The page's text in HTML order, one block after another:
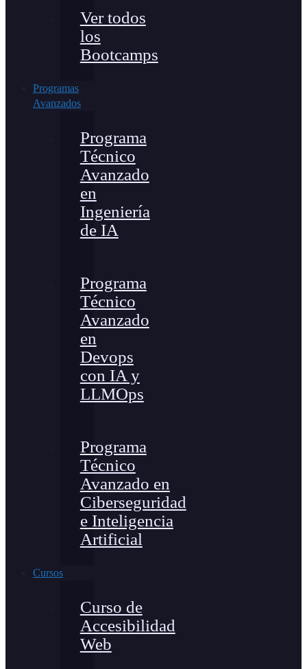
Ver todos
los
Bootcamps
Programas
Avanzados
Programa
Técnico
Avanzado
en
Ingeniería
de IA
Programa
Técnico
Avanzado
en
Devops
con IA y
LLMOps
Programa
Técnico
Avanzado en
Ciberseguridad
e Inteligencia
Artificial
Cursos
Curso de
Accesibilidad
Web